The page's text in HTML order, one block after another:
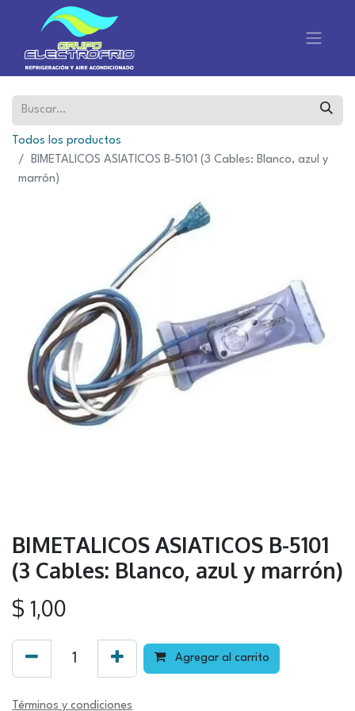
Todos los productos
BIMETALICOS ASIATICOS B-5101 (3 Cables: Blanco, azul y
marrón)
BIMETALICOS ASIATICOS B-5101
(3 Cables: Blanco, azul y marrón)
$ 1,00
Agregar al carrito
Términos y condiciones